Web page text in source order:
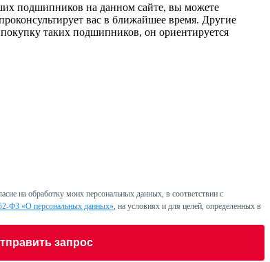
подшипников на данном сайте, вы можете
вас в ближайшее время. Другие
таких подшипников, он ориентируется
на обработку моих персональных данных, в соответствии с
ФЗ «О персональных данных», на условиях и для целей, определенных в
запрос